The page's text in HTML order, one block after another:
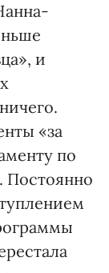
и
«за
по
Постоянно